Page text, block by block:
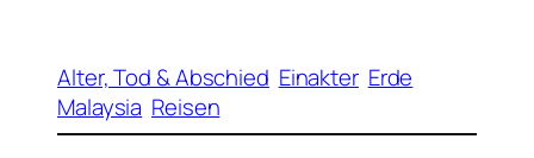
Alter, Tod & Abschied Einakter Erde
Malaysia Reisen